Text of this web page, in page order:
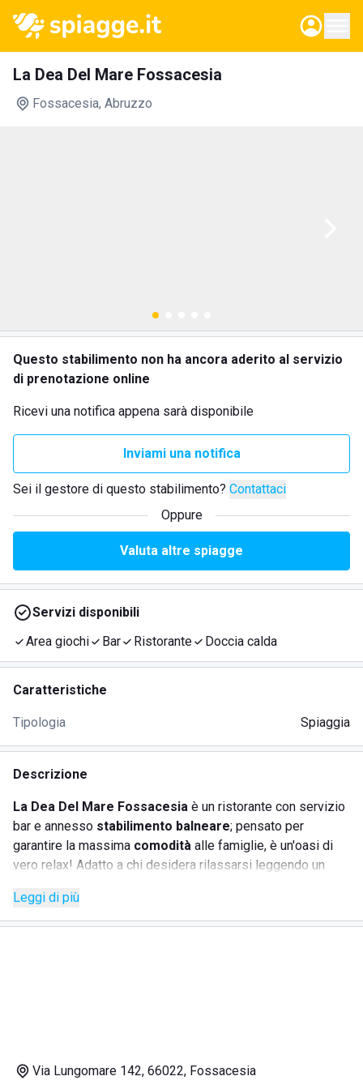
La Dea Del Mare Fossacesia
Fossacesia, Abruzzo
Questo stabilimento non ha ancora aderito al servizio
di prenotazione online
Ricevi una notifica appena sarà disponibile
Inviami una notifica
Sei il gestore di questo stabilimento? Contattaci
Oppure
Valuta altre spiagge
Servizi disponibili
Area giochi
Bar Ristorante Doccia calda
Caratteristiche
Tipologia Spiaggia
Descrizione
La Dea Del Mare Fossacesia è un ristorante con servizio
bar e annesso stabilimento balneare; pensato per
garantire la massima comodità alle famiglie, è un'oasi di
vero relax! Adatto a chi desidera rilassarsi leggendo un
L'ambiente è pulito e tranquillo, perfetto anche per chi ha
l'esigenza di lavorare in vacanza staccando dall'ufficio in
Leggi di più
Via Lungomare 142, 66022, Fossacesia